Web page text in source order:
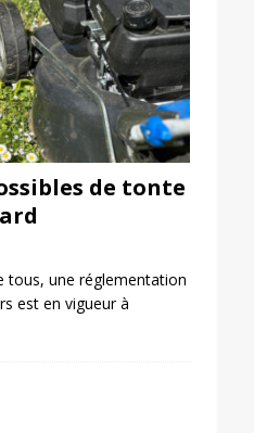
de tonte
tous, une réglementation
est en vigueur à